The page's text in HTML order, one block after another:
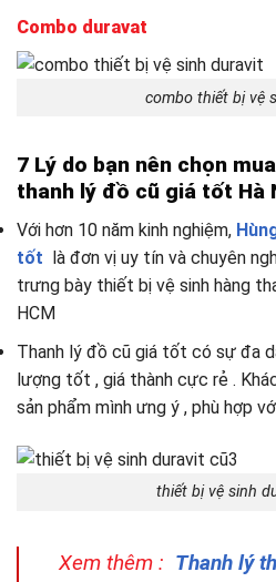
Combo duravat
combo thiết bị vệ
7 Lý do bạn nên chọn
thanh lý đồ cũ giá tốt Hà
Với hơn 10 năm kinh nghiệm,
tốt là đơn vị uy tín và chuyên
trưng bày thiết bị vệ sinh hàng
HCM
Thanh lý đồ cũ giá tốt có sự đa
lượng tốt , giá thành cực rẻ .
sản phẩm mình ưng ý , phù hợp
thiết bị vệ sinh
Xem thêm : Thanh lý